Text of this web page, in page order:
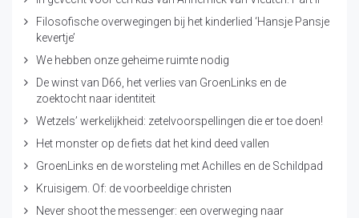
Filosofische overwegingen bij het kinderlied ‘Hansje Pansje
kevertje’
We hebben onze geheime ruimte nodig
De winst van D66, het verlies van GroenLinks en de
zoektocht naar identiteit
Wetzels’ werkelijkheid: zetelvoorspellingen die er toe doen!
Het monster op de fiets dat het kind deed vallen
GroenLinks en de worsteling met Achilles en de Schildpad
Kruisigem. Of: de voorbeeldige christen
Never shoot the messenger: een overweging naar